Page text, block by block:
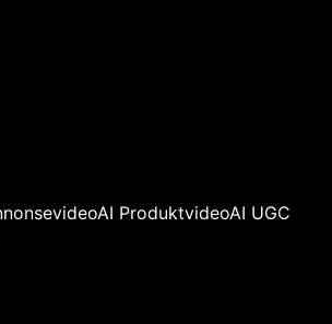
AI ProduktvideoAI UGC